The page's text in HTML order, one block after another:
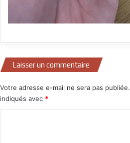
Laisser un commentaire
Votre adresse e-mail ne sera pas publiée.
indiqués avec *